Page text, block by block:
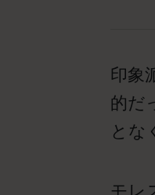
印象
的だ
とな